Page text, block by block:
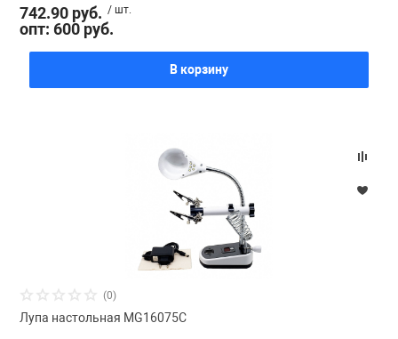
742.90 руб. / шт.
опт: 600 руб.
В корзину
(0)
Лупа настольная MG16075С